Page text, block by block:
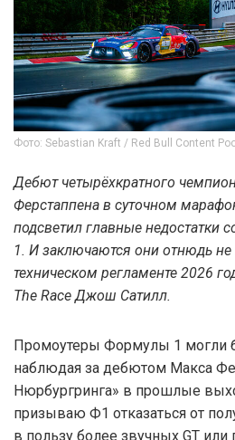
Фото: Sebastian Kraft / Red Bull Content
Дебют четырёхкратного
Ферстаппена в суточном
подсветил главные недостатки
1. И заключаются они отнюдь
техническом регламенте 2026
The Race Джош Сатилл.
Промоутеры Формулы 1 могли
наблюдая за дебютом Макса
Нюрбургринга» в прошлые
призываю Ф1 отказаться от
в пользу более звучных GT или